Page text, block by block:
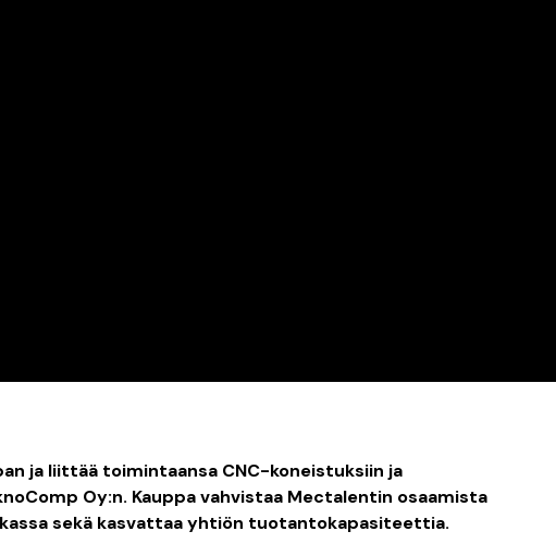
ja liittää toimintaansa CNC-koneistuksiin ja
Oy:n. Kauppa vahvistaa Mectalentin osaamista
sekä kasvattaa yhtiön tuotantokapasiteettia.